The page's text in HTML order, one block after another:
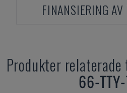
FINANSIERING
Produkter
66-